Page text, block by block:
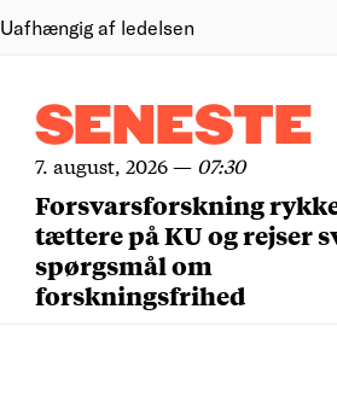
Uafhængig af ledelsen
SENESTE
7. august, 2026— 07:30
Forsvarsforskning
tættere på KU og rejser
spørgsmål om
forskningsfrihed